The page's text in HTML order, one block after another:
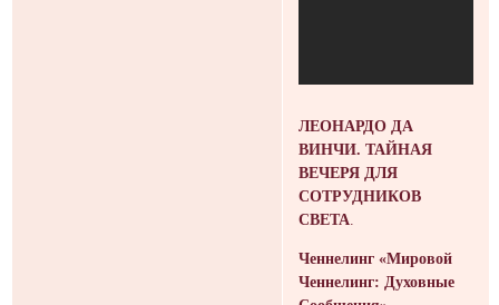
ЛЕОНАРДО ДА
ВИНЧИ. ТАЙНАЯ
ВЕЧЕРЯ ДЛЯ
СОТРУДНИКОВ
СВЕТА
Ченнелинг «Мировой
Ченнелинг: Духовные